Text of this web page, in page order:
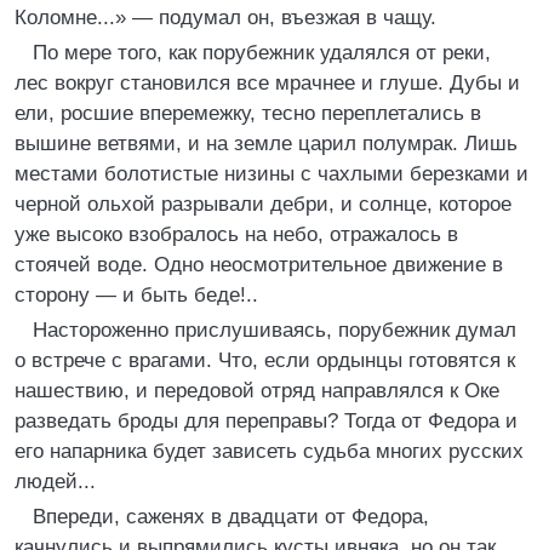
Коломне...» — подумал он, въезжая в чащу.
По мере того, как порубежник удалялся от реки,
лес вокруг становился все мрачнее и глуше. Дубы и
ели, росшие вперемежку, тесно переплетались в
вышине ветвями, и на земле царил полумрак. Лишь
местами болотистые низины с чахлыми березками и
черной ольхой разрывали дебри, и солнце, которое
уже высоко взобралось на небо, отражалось в
стоячей воде. Одно неосмотрительное движение в
сторону — и быть беде!..
Настороженно прислушиваясь, порубежник думал
о встрече с врагами. Что, если ордынцы готовятся к
нашествию, и передовой отряд направлялся к Оке
разведать броды для переправы? Тогда от Федора и
его напарника будет зависеть судьба многих русских
людей...
Впереди, саженях в двадцати от Федора,